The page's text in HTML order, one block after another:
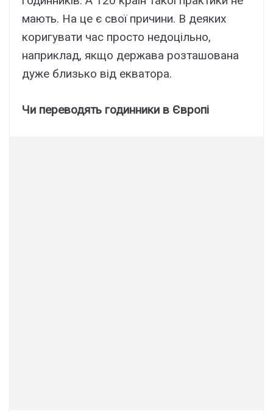
мають. На це є свої причини. В деяких
коригувати час просто недоцільно,
наприклад, якщо держава розташована
дуже близько від екватора.
Чи переводять годинники в Європі